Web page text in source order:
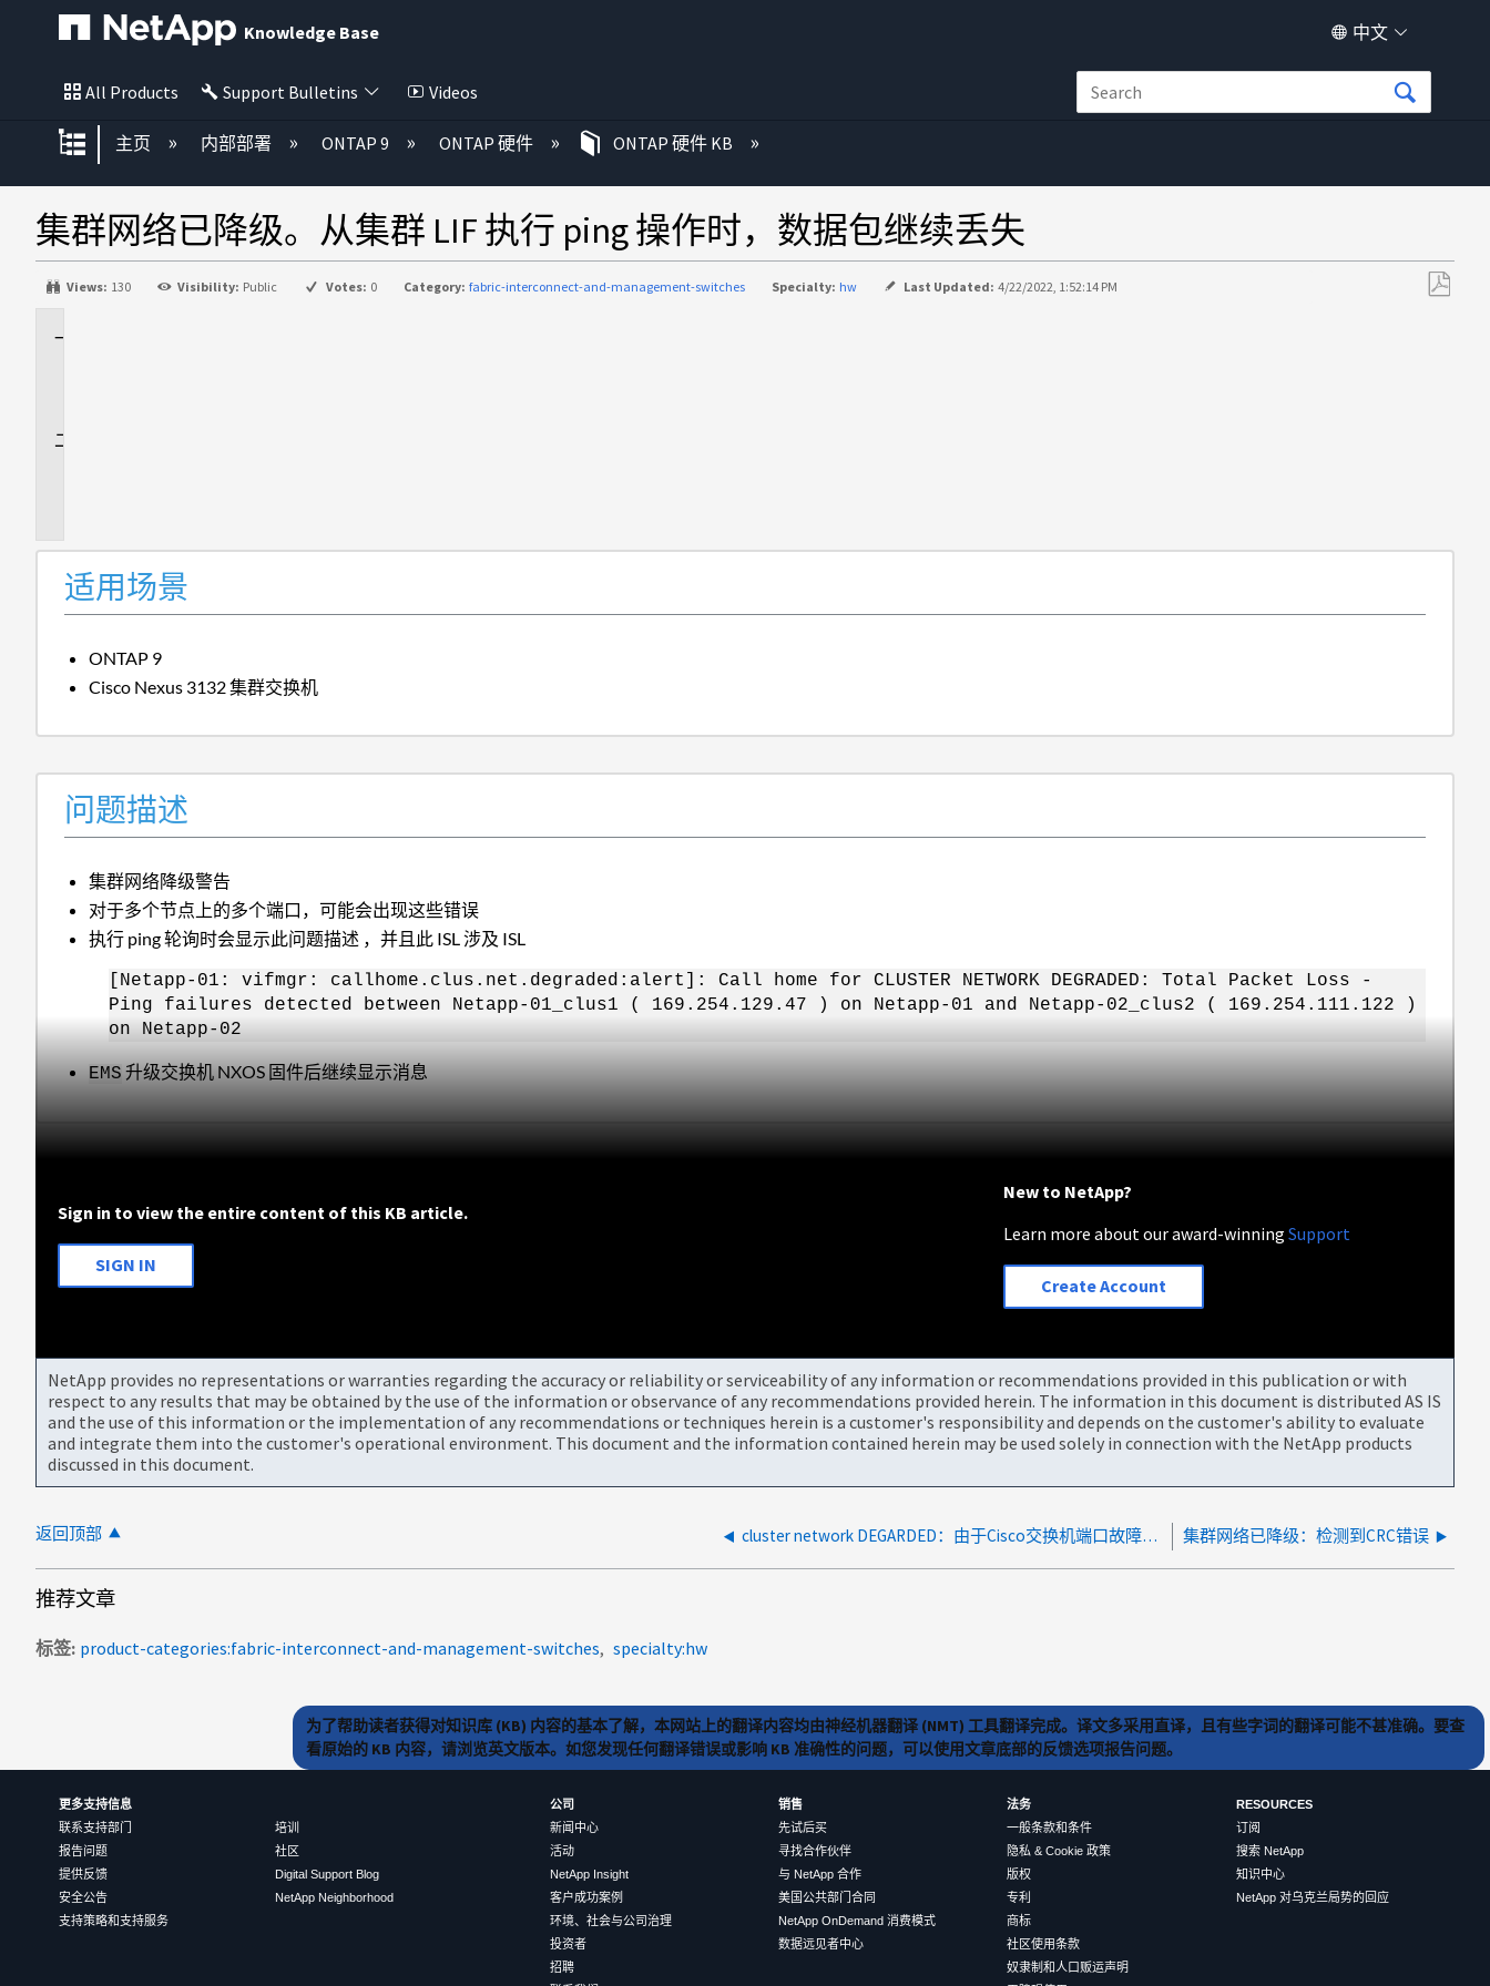
Knowledge Base 中文
All Products Support Bulletins Videos
扩展/隐缩全局层次
主页 内部部署 ONTAP 9 ONTAP 硬件 ONTAP 硬件 KB
集群网络已降级。从集群 LIF 执行 ping 操作时，数据包继续丢失
Views: 130 Visibility: Public Votes: 0 Category: fabric-interconnect-and-management-switches Specialty: hw Last Updated: 4/22/2022, 1:52:14 PM
适用场景
ONTAP 9
Cisco Nexus 3132 集群交换机
问题描述
集群网络降级警告
对于多个节点上的多个端口，可能会出现这些错误
执行 ping 轮询时会显示此问题描述 ，并且此 ISL 涉及 ISL
[Netapp-01: vifmgr: callhome.clus.net.degraded:alert]: Call home for CLUSTER NETWORK DEGRADED: Total Packet Loss -
Ping failures detected between Netapp-01_clus1 ( 169.254.129.47 ) on Netapp-01 and Netapp-02_clus2 ( 169.254.111.122 )
on Netapp-02
EMS 升级交换机 NXOS 固件后继续显示消息
Sign in to view the entire content of this KB article.
SIGN IN
New to NetApp?
Learn more about our award-winningSupport
Create Account
NetApp provides no representations or warranties regarding the accuracy or reliability or serviceability of any information or recommendations provided in this publication or with
respect to any results that may be obtained by the use of the information or observance of any recommendations provided herein. The information in this document is distributed AS IS
and the use of this information or the implementation of any recommendations or techniques herein is a customer's responsibility and depends on the customer's ability to evaluate
and integrate them into the customer's operational environment. This document and the information contained herein may be used solely in connection with the NetApp products
discussed in this document.
返回顶部 cluster network DEGARDED：由于Cisco交换机端口故障，链路频繁闪烁 集群网络已降级：检测到CRC错误
推荐文章
标签 product-categories:fabric-interconnect-and-management-switches specialty:hw
为了帮助读者获得对知识库 (KB) 内容的基本了解，本网站上的翻译内容均由神经机器翻译 (NMT) 工具翻译完成。译文多采用直译，且有些字词的翻译可能不甚准确。要查
看原始的 KB 内容，请浏览英文版本。如您发现任何翻译错误或影响 KB 准确性的问题，可以使用文章底部的反馈选项报告问题。
更多支持信息
联系支持部门
报告问题
提供反馈
安全公告
支持策略和支持服务
培训
社区
Digital Support Blog
NetApp Neighborhood
公司
新闻中心
活动
NetApp Insight
客户成功案例
环境、社会与公司治理
投资者
招聘
销售
先试后买
寻找合作伙伴
与 NetApp 合作
美国公共部门合同
NetApp OnDemand 消费模式
数据远见者中心
法务
一般条款和条件
隐私 & Cookie 政策
版权
专利
商标
社区使用条款
奴隶制和人口贩运声明
RESOURCES
订阅
搜索 NetApp
知识中心
NetApp 对乌克兰局势的回应